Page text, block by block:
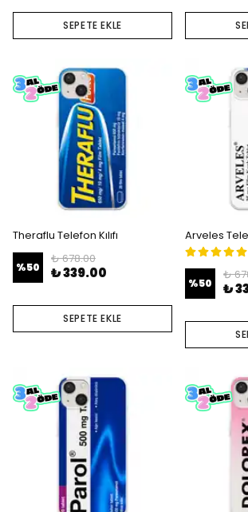
SEPETE EKLE
Theraflu Telefon Kılıfı
%50
₺ 678.00
₺ 339.00
SEPETE EKLE
Arveles
%50
₺
₺